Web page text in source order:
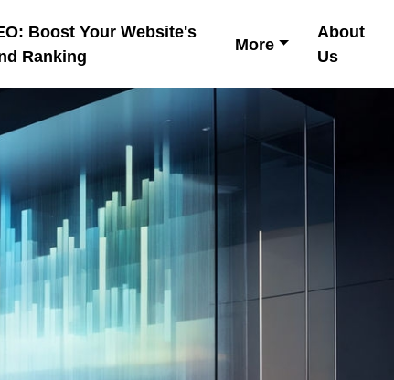
Boost Your Website's
Ranking
More
About
Us